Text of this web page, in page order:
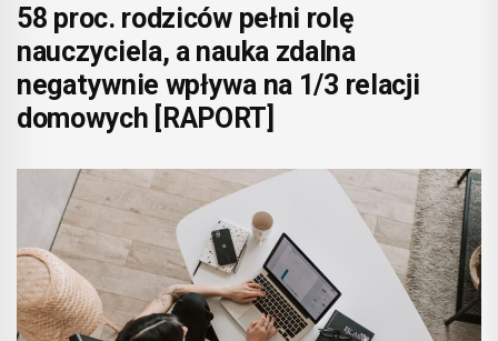
58 proc. rodziców pełni rolę
nauczyciela, a nauka zdalna
negatywnie wpływa na 1/3 relacji
domowych [RAPORT]